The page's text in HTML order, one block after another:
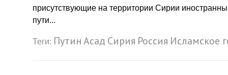
присутствующие на территории Сирии
пути...
Теги: ПутинАсад Сирия Россия Исламское